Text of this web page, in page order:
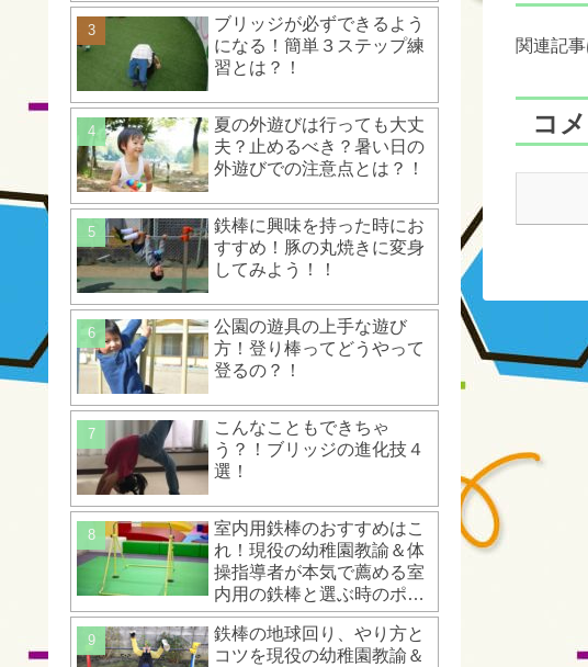
関連記
コ
ブリッジが必ずできるよう
になる！簡単３ステップ練
習とは？！
夏の外遊びは行っても大丈
夫？止めるべき？暑い日の
外遊びでの注意点とは？！
鉄棒に興味を持った時にお
すすめ！豚の丸焼きに変身
してみよう！！
公園の遊具の上手な遊び
方！登り棒ってどうやって
登るの？！
こんなこともできちゃ
う？！ブリッジの進化技４
選！
室内用鉄棒のおすすめはこ
れ！現役の幼稚園教諭＆体
操指導者が本気で薦める室
内用の鉄棒と選ぶ時のポイ
ントとは？！
鉄棒の地球回り、やり方と
コツを現役の幼稚園教諭＆